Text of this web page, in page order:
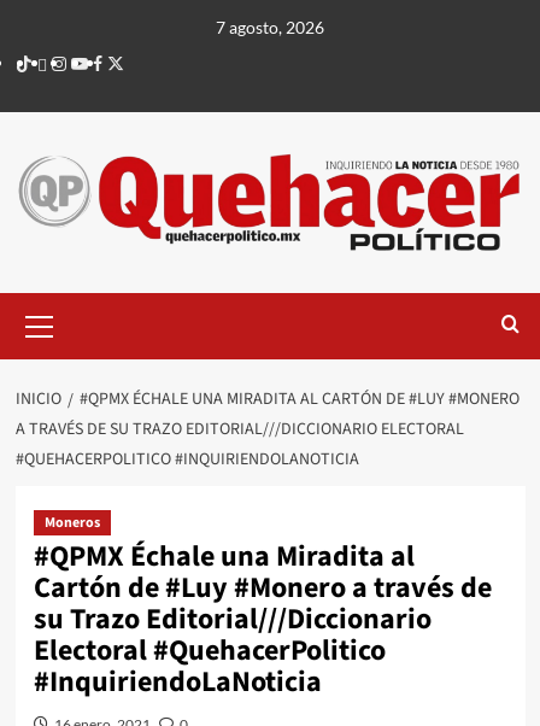
contenido
7 agosto, 2026
TikTok
threads
Instagram
Youtube
Facebook
X
principal
INICIO
#QPMX ÉCHALE UNA MIRADITA AL CARTÓN DE #LUY #MONERO
A TRAVÉS DE SU TRAZO EDITORIAL///DICCIONARIO ELECTORAL
#QUEHACERPOLITICO #INQUIRIENDOLANOTICIA
Moneros
#QPMX Échale una Miradita al
Cartón de #Luy #Monero a través de
su Trazo Editorial///Diccionario
Electoral #QuehacerPolitico
#InquiriendoLaNoticia